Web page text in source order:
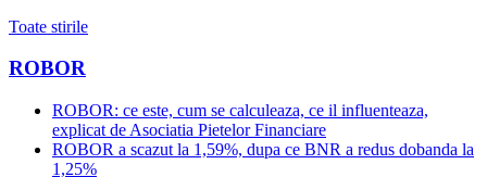
Toate stirile
ROBOR
ROBOR: ce este, cum se calculeaza, ce il influenteaza,
explicat de Asociatia Pietelor Financiare
ROBOR a scazut la 1,59%, dupa ce BNR a redus dobanda la
1,25%